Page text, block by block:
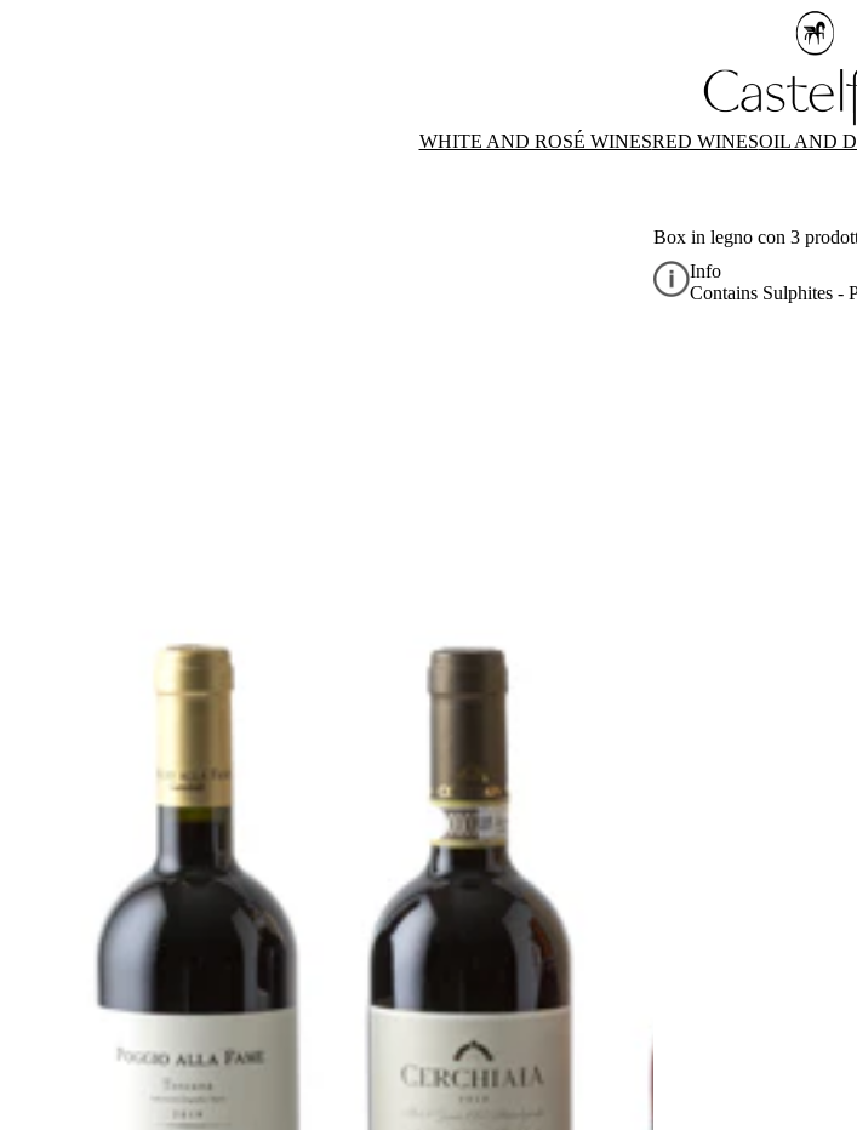
WHITE AND ROSÉ WINESRED WINESOIL AND
Box in legno con 3
Info
Contains Sulphites -